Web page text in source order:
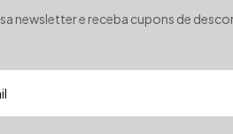
newsletter e receba cupons de